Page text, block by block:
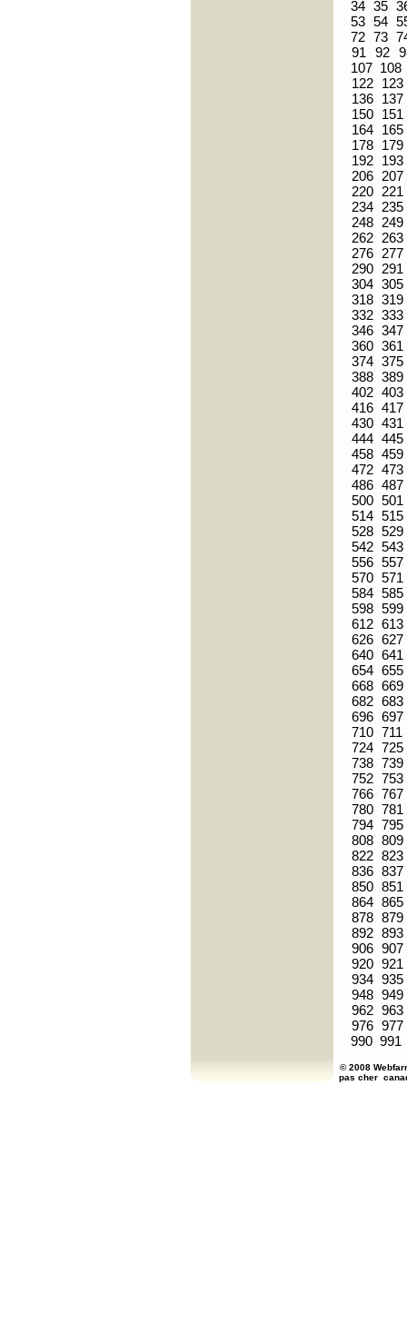
34 35
53 54
72 73
91
92
107 108
122
123
136
137
150
151
164
165
178
179
192
193
206 207
220
221
234
235
248
249
262
263
276
277
290
291
304 305
318 319
332 333
346 347
360 361
374 375
388 389
402 403
416 417
430 431
444 445
458 459
472 473
486 487
500 501
514 515
528 529
542 543
556 557
570 571
584 585
598 599
612 613
626 627
640 641
654 655
668 669
682 683
696 697
710 711
724 725
738 739
752 753
766 767
780 781
794 795
808 809
822 823
836 837
850 851
864 865
878 879
892 893
906 907
920 921
934 935
948 949
962 963
976 977
990 991
© 2008
pas cher